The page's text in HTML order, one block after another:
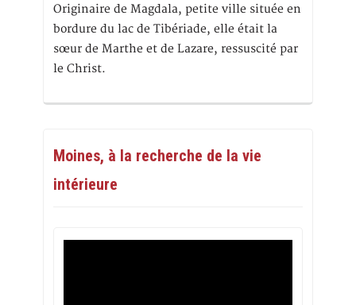
Originaire de Magdala, petite ville située en
bordure du lac de Tibériade, elle était la
sœur de Marthe et de Lazare, ressuscité par
le Christ.
Moines, à la recherche de la vie
intérieure